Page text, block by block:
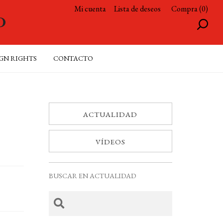
Mi cuenta Lista de deseos Compra (0)
RIGHTS CONTACTO
ACTUALIDAD
VÍDEOS
BUSCAR EN ACTUALIDAD